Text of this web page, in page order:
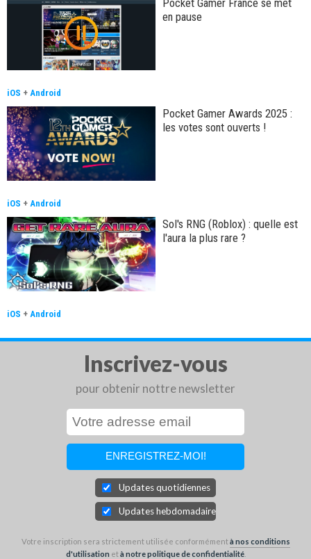
Pocket Gamer France se met
en pause
iOS + Android
Pocket Gamer Awards 2025 :
les votes sont ouverts !
iOS + Android
Sol's RNG (Roblox) : quelle est
l'aura la plus rare ?
iOS + Android
Inscrivez-vous
pour obtenir nottre newsletter
Updates quotidiennes
Updates hebdomadaires
Votre inscription sera strictement utilisée conformémentà nos conditions
d'utilisation età notre politique de confidentialité.